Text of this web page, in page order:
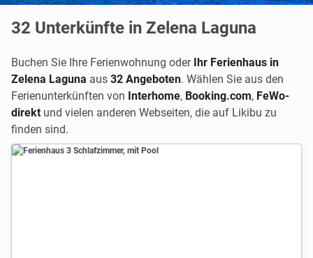
32 Unterkünfte in Zelena Laguna
Buchen Sie Ihre Ferienwohnung oder Ihr Ferienhaus in
Zelena Laguna aus 32 Angeboten. Wählen Sie aus den
Ferienunterkünften von Interhome, Booking.com, FeWo-
direkt und vielen anderen Webseiten, die auf Likibu zu
finden sind.